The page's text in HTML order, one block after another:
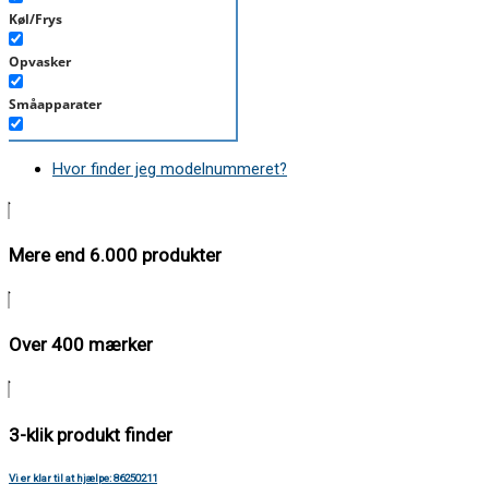
Køl/Frys
Opvasker
Småapparater
Støvsuger
Hvor finder jeg modelnummeret?
Mere end 6.000 produkter
Over 400 mærker
3-klik produkt finder
Vi er klar til at hjælpe: 86250211